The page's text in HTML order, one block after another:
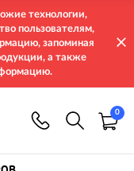
технологии,
пользователям,
запоминая
а также
0